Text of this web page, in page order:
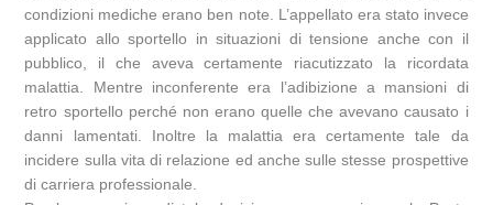
condizioni mediche erano ben note. L’appellato era stato invece
applicato allo sportello in situazioni di tensione anche con il
pubblico, il che aveva certamente riacutizzato la ricordata
malattia. Mentre inconferente era l’adibizione a mansioni di
retro sportello perché non erano quelle che avevano causato i
danni lamentati. Inoltre la malattia era certamente tale da
incidere sulla vita di relazione ed anche sulle stesse prospettive
di carriera professionale.